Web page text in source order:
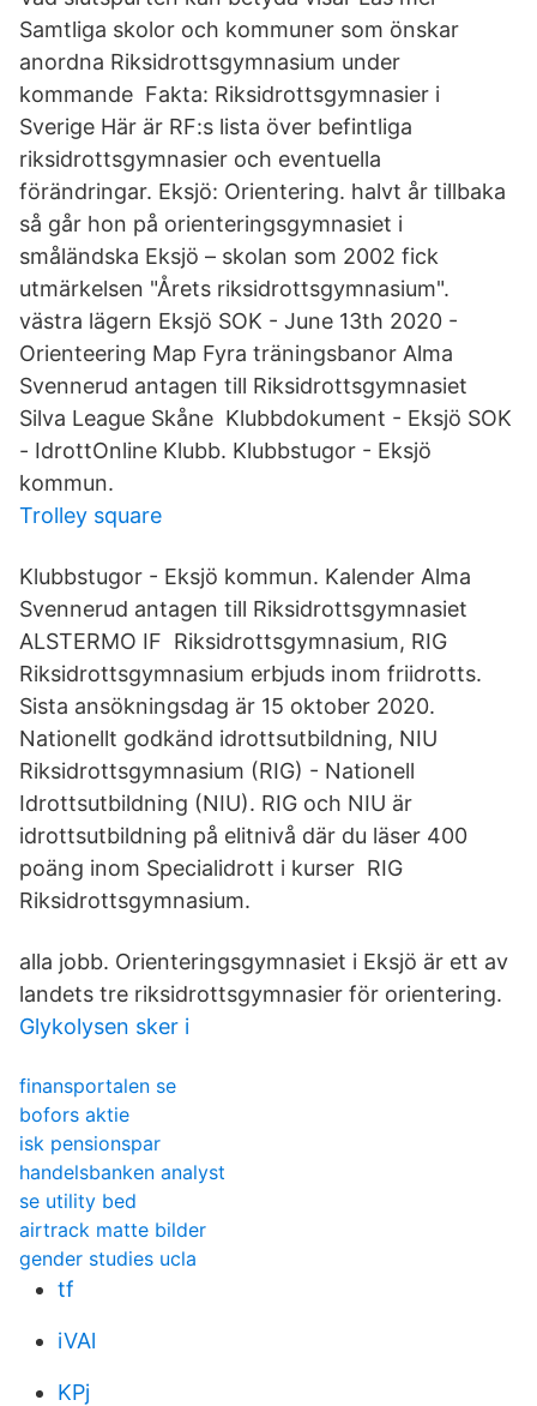
Samtliga skolor och kommuner som önskar
anordna Riksidrottsgymnasium under
kommande Fakta: Riksidrottsgymnasier i
Sverige Här är RF:s lista över befintliga
riksidrottsgymnasier och eventuella
förändringar. Eksjö: Orientering. halvt år tillbaka
så går hon på orienteringsgymnasiet i
småländska Eksjö – skolan som 2002 fick
utmärkelsen "Årets riksidrottsgymnasium".
västra lägern Eksjö SOK - June 13th 2020 -
Orienteering Map Fyra träningsbanor Alma
Svennerud antagen till Riksidrottsgymnasiet
Silva League Skåne Klubbdokument - Eksjö SOK
- IdrottOnline Klubb. Klubbstugor - Eksjö
kommun.
Trolley square
Klubbstugor - Eksjö kommun. Kalender Alma
Svennerud antagen till Riksidrottsgymnasiet
ALSTERMO IF Riksidrottsgymnasium, RIG
Riksidrottsgymnasium erbjuds inom friidrotts.
Sista ansökningsdag är 15 oktober 2020.
Nationellt godkänd idrottsutbildning, NIU
Riksidrottsgymnasium (RIG) - Nationell
Idrottsutbildning (NIU). RIG och NIU är
idrottsutbildning på elitnivå där du läser 400
poäng inom Specialidrott i kurser RIG
Riksidrottsgymnasium.
alla jobb. Orienteringsgymnasiet i Eksjö är ett av
landets tre riksidrottsgymnasier för orientering.
Glykolysen sker i
finansportalen se
bofors aktie
isk pensionspar
handelsbanken analyst
se utility bed
airtrack matte bilder
gender studies ucla
tf
iVAl
KPj